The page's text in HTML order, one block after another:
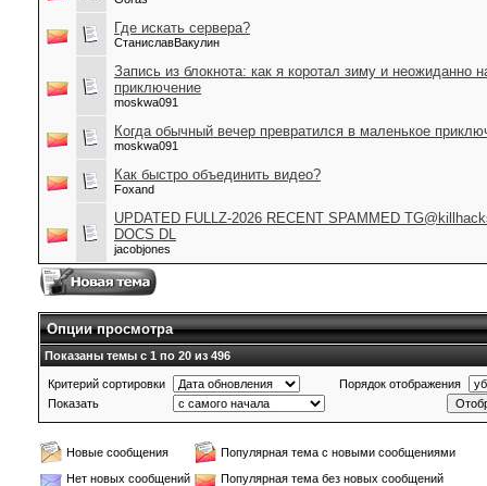
Где искать сервера?
СтаниславВакулин
Запись из блокнота: как я коротал зиму и неожиданно
приключение
moskwa091
Когда обычный вечер превратился в маленькое
moskwa091
Как быстро объединить видео?
Foxand
UPDATED FULLZ-2026 RECENT SPAMMED
DOCS DL
jacobjones
Опции просмотра
Показаны темы с 1 по 20 из 496
Критерий сортировки
Порядок отображения
Показать
Новые сообщения
Популярная тема с новыми сообщениями
Нет новых сообщений
Популярная тема без новых сообщений